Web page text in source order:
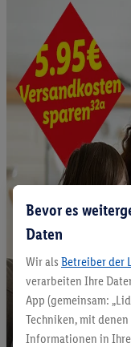
Bevor es
Daten
Wir als Betreiber der
verarbeiten Ihre
App (gemeinsam:
Techniken, mit
Informationen in